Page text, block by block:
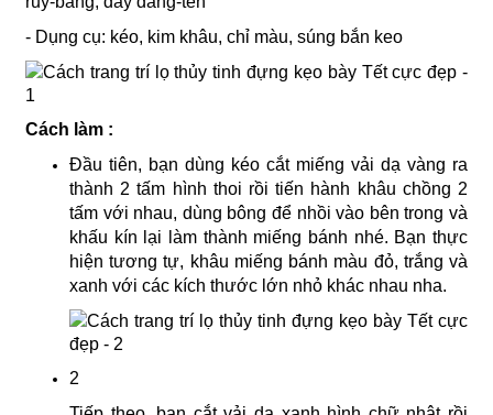
- Dụng cụ: kéo, kim khâu, chỉ màu, súng bắn keo
Cách làm :
Đầu tiên, bạn dùng kéo cắt miếng vải dạ vàng ra
thành 2 tấm hình thoi rồi tiến hành khâu chồng 2
tấm với nhau, dùng bông để nhồi vào bên trong và
khấu kín lại làm thành miếng bánh nhé. Bạn thực
hiện tương tự, khâu miếng bánh màu đỏ, trắng và
xanh với các kích thước lớn nhỏ khác nhau nha.
2